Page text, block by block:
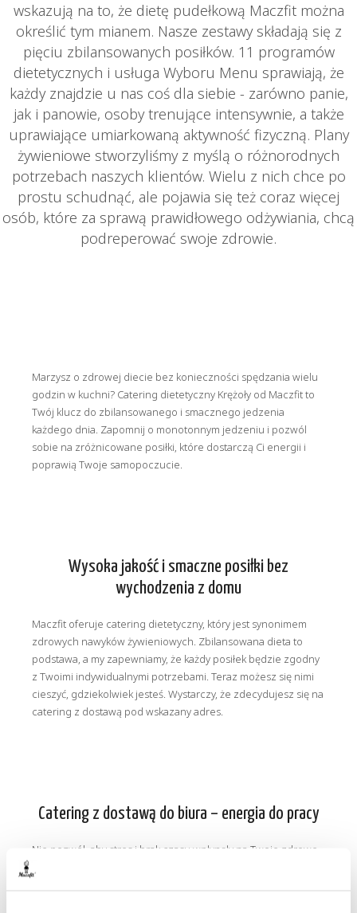
wskazują na to, że dietę pudełkową Maczfit można
określić tym mianem. Nasze zestawy składają się z
pięciu zbilansowanych posiłków. 11 programów
dietetycznych i usługa Wyboru Menu sprawiają, że
każdy znajdzie u nas coś dla siebie - zarówno panie,
jak i panowie, osoby trenujące intensywnie, a także
uprawiające umiarkowaną aktywność fizyczną. Plany
żywieniowe stworzyliśmy z myślą o różnorodnych
potrzebach naszych klientów. Wielu z nich chce po
prostu schudnąć, ale pojawia się też coraz więcej
osób, które za sprawą prawidłowego odżywiania, chcą
podreperować swoje zdrowie.
Marzysz o zdrowej diecie bez konieczności spędzania wielu
godzin w kuchni? Catering dietetyczny Krężoły od Maczfit to
Twój klucz do zbilansowanego i smacznego jedzenia
każdego dnia. Zapomnij o monotonnym jedzeniu i pozwól
sobie na zróżnicowane posiłki, które dostarczą Ci energii i
poprawią Twoje samopoczucie.
Wysoka jakość i smaczne posiłki bez
wychodzenia z domu
Maczfit oferuje catering dietetyczny, który jest synonimem
zdrowych nawyków żywieniowych. Zbilansowana dieta to
podstawa, a my zapewniamy, że każdy posiłek będzie zgodny
z Twoimi indywidualnymi potrzebami. Teraz możesz się nimi
cieszyć, gdziekolwiek jesteś. Wystarczy, że zdecydujesz się na
catering z dostawą pod wskazany adres.
Catering z dostawą do biura – energia do pracy
Nie pozwól, aby stres i brak czasu wpłynęły na Twoje zdrowe